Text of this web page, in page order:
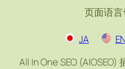
页面语
JA
All In One SEO